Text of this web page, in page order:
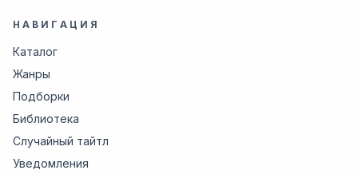
НАВИГАЦИЯ
Каталог
Жанры
Подборки
Библиотека
Случайный тайтл
Уведомления